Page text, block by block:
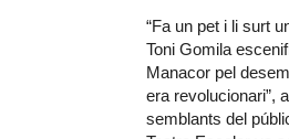
“Fa un pet i li surt
Toni Gomila
Manacor pel
era revolucionari”,
semblants del